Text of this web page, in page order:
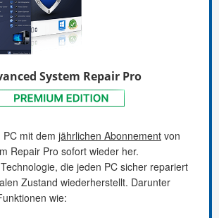
System Repair Pro
mit dem jährlichen Abonnement von
Repair Pro sofort wieder her.
die jeden PC sicher repariert
Zustand wiederherstellt. Darunter
wie: